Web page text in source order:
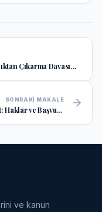
Çıkarma Davası
SONRAKI MAKALE
Haklar ve Başvuru
ve kanun